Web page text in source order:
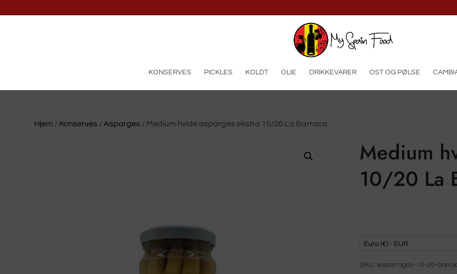
KONSERVES PICKLES KOLDT OLIE DRIKKEVARER OST OG PØLSE
Hjem / Konserves / Asparges / Medium hvide asparges ekstra 10/20 La Barraca
Medium
10/20 La
Euro (€) - EUR
SKU: esparragos-10-20-